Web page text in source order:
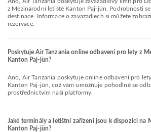
z Mezinárodní letiště Kanton Paj-jün. Podrobnosti
destinace. Informace o zavazadlech si můžete
rezervace.
Poskytuje Air Tanzania online odbavení pro lety z
Kanton Paj-jün?
Ano, Air Tanzania poskytuje online odbavení pro lety z Mezinárodní letiště
Kanton Paj-jün, což vám umožňuje pohodlně se
prostřednictvím naší platformy.
Jaké terminály a letištní zařízení jsou k dispozici na
Kanton Paj-jün?